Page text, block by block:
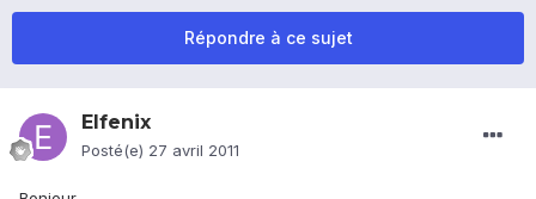
Répondre à ce sujet
Elfenix
Posté(e) 27 avril 2011